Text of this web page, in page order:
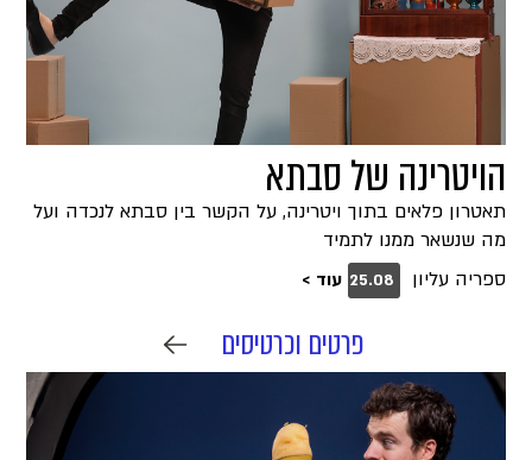
הויטרינה של סבתא
תאטרון פלאים בתוך ויטרינה, על הקשר בין סבתא לנכדה ועל
מה שנשאר ממנו לתמיד
ספריה עליון
25.08 עוד >
פרטים וכרטיסים